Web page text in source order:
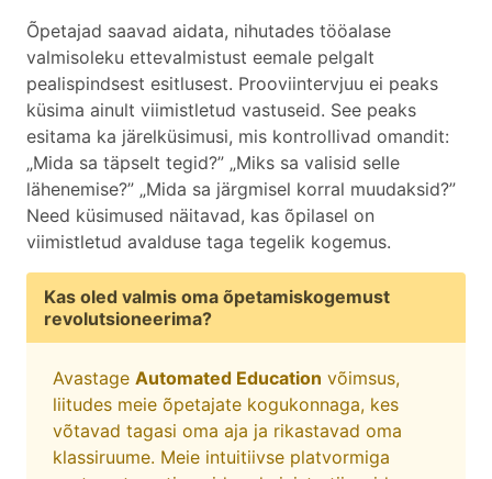
Õpetajad saavad aidata, nihutades tööalase
valmisoleku ettevalmistust eemale pelgalt
pealispindsest esitlusest. Prooviintervjuu ei peaks
küsima ainult viimistletud vastuseid. See peaks
esitama ka järelküsimusi, mis kontrollivad omandit:
„Mida sa täpselt tegid?” „Miks sa valisid selle
lähenemise?” „Mida sa järgmisel korral muudaksid?”
Need küsimused näitavad, kas õpilasel on
viimistletud avalduse taga tegelik kogemus.
Kas oled valmis oma õpetamiskogemust
revolutsioneerima?
Avastage Automated Education võimsus,
liitudes meie õpetajate kogukonnaga, kes
võtavad tagasi oma aja ja rikastavad oma
klassiruume. Meie intuitiivse platvormiga